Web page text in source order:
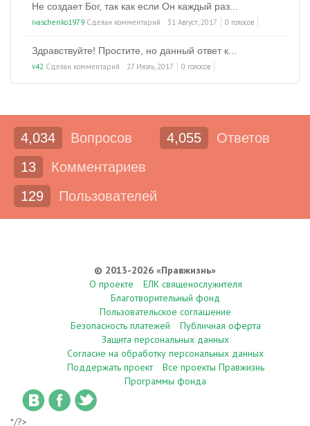
Не создает Бог, так как если Он каждый раз...
ivaschenko1979 Сделан комментарий 31 Август, 2017 0 голосов
Здравствуйте! Простите, но данный ответ к...
v42 Сделан комментарий 27 Июль, 2017 0 голосов
4,034 Вопросов 4,055
Ответов
13
Комментариев
129
Пользователей
© 2013-2026 «Правжизнь»
О проекте
ЕЛК священослужителя
Благотворительный фонд
Пользовательское соглашение
Безопасность платежей
Публичная оферта
Защита персональных данных
Согласие на обработку персональных данных
Поддержать проект
Все проекты Правжизнь
Программы фонда
*/?>